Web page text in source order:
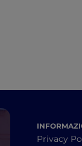
Privacy